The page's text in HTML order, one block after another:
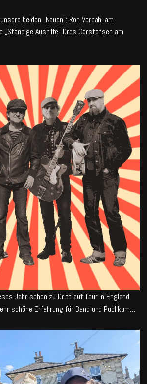
beiden „Neuen“: Ron Vorpahl am
„Ständige Aushilfe“ Dres Carstensen am
Jahr schon zu Dritt auf Tour in England
schöne Erfahrung für Band und Publikum…